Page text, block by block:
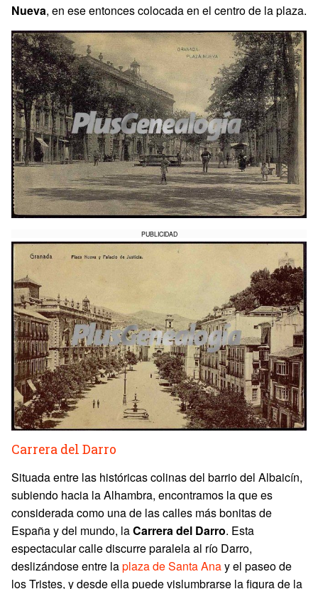
Nueva, en ese entonces colocada en el centro de la plaza.
PUBLICIDAD
Carrera del Darro
Situada entre las históricas colinas del barrio del Albaicín,
subiendo hacia la Alhambra, encontramos la que es
considerada como una de las calles más bonitas de
España y del mundo, laCarrera del Darro. Esta
espectacular calle discurre paralela al río Darro,
deslizándose entre laplaza de Santa Anay el paseo de
los Tristes, y desde ella puede vislumbrarse la figura de la